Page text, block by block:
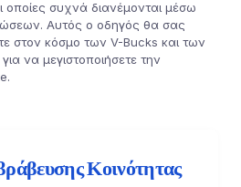
οποίες συχνά διανέμονται μέσω
Αυτός ο οδηγός θα σας
στον κόσμο των V-Bucks και των
να μεγιστοποιήσετε την
Κοινότητας